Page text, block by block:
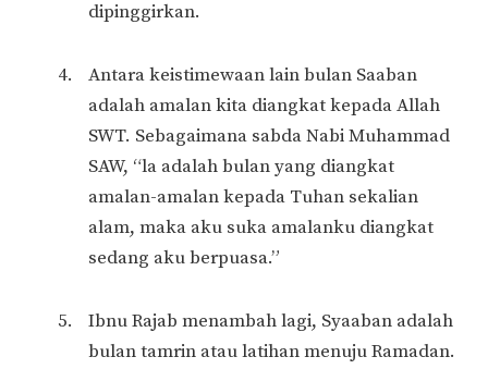
dipinggirkan.
Antara keistimewaan lain bulan Saaban
adalah amalan kita diangkat kepada Allah
SWT. Sebagaimana sabda Nabi Muhammad
SAW, “la adalah bulan yang diangkat
amalan-amalan kepada Tuhan sekalian
alam, maka aku suka amalanku diangkat
sedang aku berpuasa.”
Ibnu Rajab menambah lagi, Syaaban adalah
bulan tamrin atau latihan menuju Ramadan.